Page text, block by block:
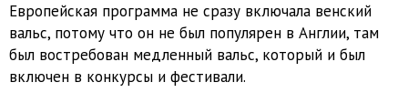
Европейская программа не сразу включала венский
вальс, потому что он не был популярен в Англии, там
был востребован медленный вальс, который и был
включен в конкурсы и фестивали.